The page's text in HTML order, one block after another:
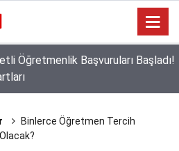
Öğretmen Açıklaması
Binlerce Öğretmen Tercih